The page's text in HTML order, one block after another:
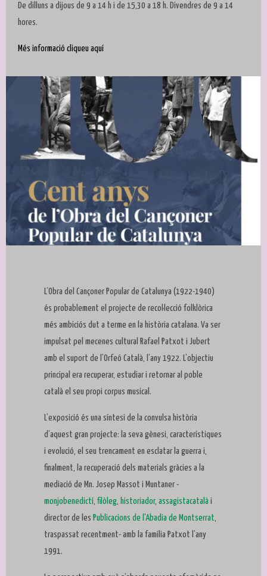
De dilluns a dijous de 9 a 14 h i de 15,30 a 18 h. Divendres de 9 a 14
hores.
Més informació cliqueu aquí
L’Obra del Cançoner Popular de Catalunya (1922-1940)
és probablement el projecte de recol·lecció folklòrica
més ambiciós dut a terme en la història catalana. Va ser
impulsat pel mecenes cultural Rafael Patxot i Jubert
amb el suport de l’Orfeó Català, l’any 1922. L’objectiu
principal era recuperar, estudiar i retornar al poble
català el seu propi corpus musical.
L’exposició és una síntesi de la convulsa història
d’aquest gran projecte: la seva gènesi, característiques
i evolució, el seu trencament en esclatar la guerra i,
finalment, la recuperació dels materials gràcies a la
mediació de Mn. Josep Massot i Muntaner -
monjobenedictí, filòleg, historiador, assagistacatalà i
director de les Publicacions de l'Abadia de Montserrat,
traspassat recentment- amb la família Patxot l’any
1991.